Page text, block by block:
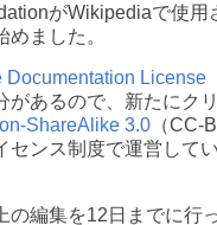
がWikipediaで使用
ました。
Documentation License
があるので、新たにク
ShareAlike 3.0 （CC-
センス制度で運営して
の編集を12日までに行